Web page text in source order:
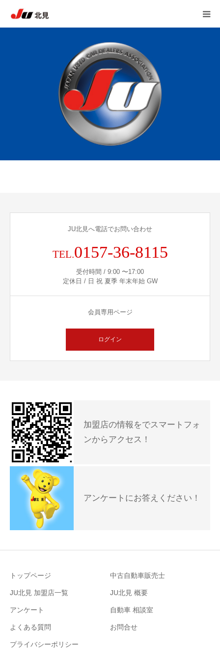
JU北見へ電話でお問い合わせ
TEL.0157-36-8115
受付時間 / 9:00 〜17:00
定休日 / 日 祝 夏季 年末年始 GW
会員専用ページ
ログイン
加盟店の情報をでスマートフォ
ンからアクセス！
アンケートにお答えください！
トップページ 中古自動車販売士
JU北見 加盟店一覧 JU北見 概要
アンケート 自動車 相談室
よくある質問 お問合せ
プライバシーポリシー
中古自動車販売士
JU北見 加盟店一覧